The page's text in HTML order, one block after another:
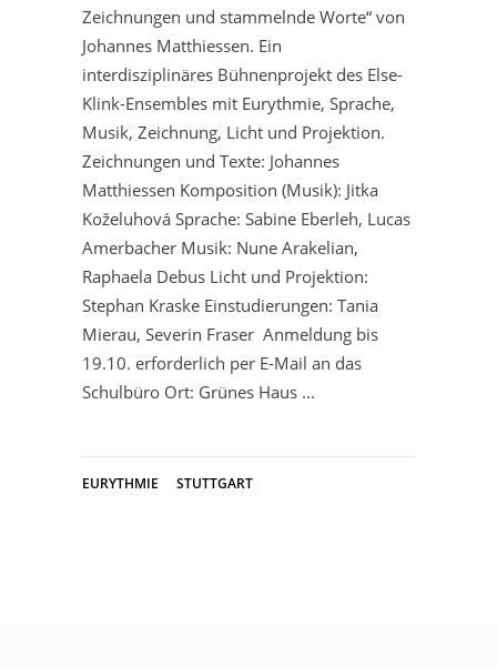
Zeichnungen und stammelnde Worte“ von
Johannes Matthiessen. Ein
interdisziplinäres Bühnenprojekt des Else-
Klink-Ensembles mit Eurythmie, Sprache,
Musik, Zeichnung, Licht und Projektion.
Zeichnungen und Texte: Johannes
Matthiessen Komposition (Musik): Jitka
Koželuhová Sprache: Sabine Eberleh, Lucas
Amerbacher Musik: Nune Arakelian,
Raphaela Debus Licht und Projektion:
Stephan Kraske Einstudierungen: Tania
Mierau, Severin Fraser Anmeldung bis
19.10. erforderlich per E-Mail an das
Schulbüro Ort: Grünes Haus
EURYTHMIE STUTTGART